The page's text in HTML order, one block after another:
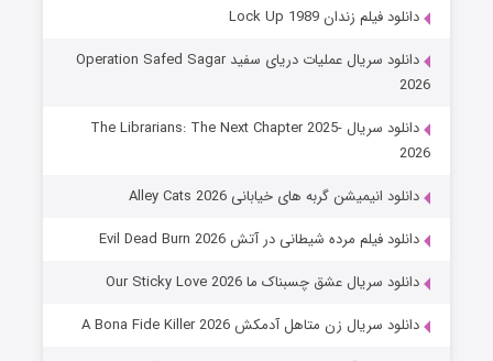
عملیات آپارتمان
قسمت۲ (زیرنویس) منتشر شد
دانلود فیلم زندان Lock Up 1989
دانلود سریال عملیات دریای سفید Operation Safed Sagar
2026
دانلود سریال The Librarians: The Next Chapter 2025-
2026
دانلود انیمیشن گربه های خیابانی Alley Cats 2026
دانلود فیلم مرده شیطانی در آتش Evil Dead Burn 2026
دانلود سریال عشق چسبناک ما Our Sticky Love 2026
دانلود سریال زن متاهل آدمکش A Bona Fide Killer 2026